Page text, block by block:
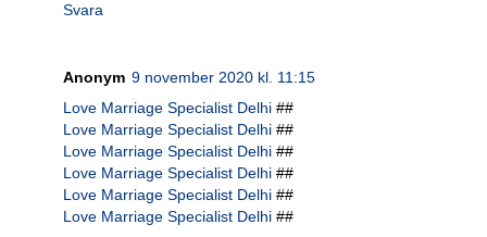
Svara
Anonym 9 november 2020 kl. 11:15
Love Marriage Specialist Delhi ##
Love Marriage Specialist Delhi ##
Love Marriage Specialist Delhi ##
Love Marriage Specialist Delhi ##
Love Marriage Specialist Delhi ##
Love Marriage Specialist Delhi ##